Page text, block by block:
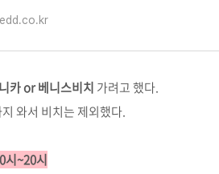
카 or 베니스비치 가려고 했다.
와서 비치는 제외했다.
시~20시